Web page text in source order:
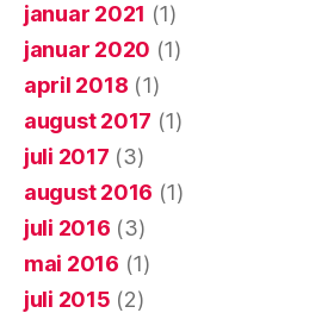
januar 2021 (1)
januar 2020 (1)
april 2018 (1)
august 2017 (1)
juli 2017 (3)
august 2016 (1)
juli 2016 (3)
mai 2016 (1)
juli 2015 (2)